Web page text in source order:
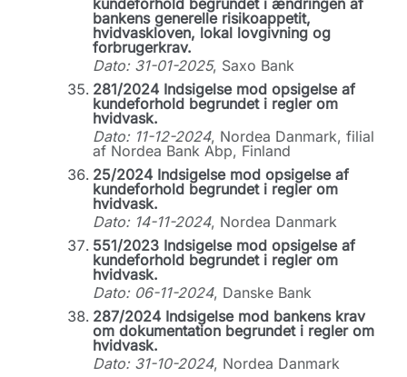
kundeforhold begrundet i ændringen af
bankens generelle risikoappetit,
hvidvaskloven, lokal lovgivning og
forbrugerkrav.
Dato: 31-01-2025, Saxo Bank
281/2024 Indsigelse mod opsigelse af
kundeforhold begrundet i regler om
hvidvask.
Dato: 11-12-2024, Nordea Danmark, filial
af Nordea Bank Abp, Finland
25/2024 Indsigelse mod opsigelse af
kundeforhold begrundet i regler om
hvidvask.
Dato: 14-11-2024, Nordea Danmark
551/2023 Indsigelse mod opsigelse af
kundeforhold begrundet i regler om
hvidvask.
Dato: 06-11-2024, Danske Bank
287/2024 Indsigelse mod bankens krav
om dokumentation begrundet i regler om
hvidvask.
Dato: 31-10-2024, Nordea Danmark